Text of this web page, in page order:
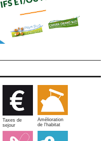
Taxes de
sejour
Amélioration
de l'habitat